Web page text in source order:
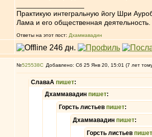
Практикую интегральную йогу Шри
Лама и его общественная деятельность.
Ответы на этот пост: Дхаммавадин
№525538 Добавлено: Сб 25 Янв 20, 15:01 (7 лет
СлаваА пишет:
Дхаммавадин пишет:
Горсть листьев пишет:
Дхаммавадин пишет:
Горсть листьев пишет